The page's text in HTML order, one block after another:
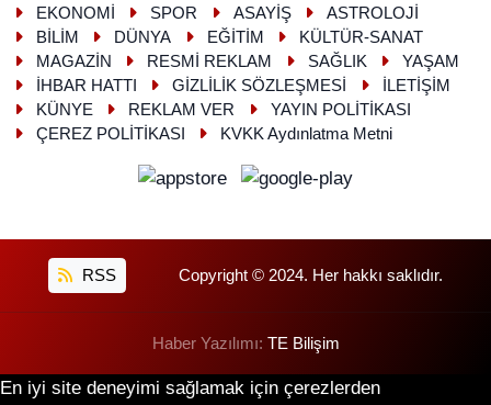
EKONOMİ
SPOR ASAYİŞ
ASTROLOJİ
BİLİM
DÜNYA EĞİTİM
KÜLTÜR-SANAT
MAGAZİN
RESMİ REKLAM SAĞLIK
YAŞAM
İHBAR HATTI
GİZLİLİK SÖZLEŞMESİ
İLETİŞİM
KÜNYE
REKLAM VER
YAYIN POLİTİKASI
ÇEREZ POLİTİKASI
KVKK Aydınlatma Metni
RSS Copyright © 2024. Her hakkı saklıdır.
Haber Yazılımı: TE Bilişim
En iyi site deneyimi sağlamak için çerezlerden